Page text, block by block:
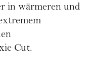
in wärmeren und
Cut.